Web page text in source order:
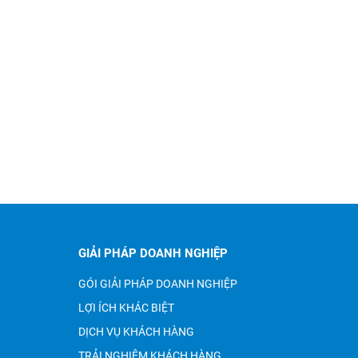
NƯỚC ĐÓNG
Công trình lắp
trường học của
GIẢI PHÁP DOANH NGHIỆP
GÓI GIẢI PHÁP DOANH NGHIỆP
LỢI ÍCH KHÁC BIỆT
DỊCH VỤ KHÁCH HÀNG
TRẢI NGHIỆM KHÁCH HÀNG